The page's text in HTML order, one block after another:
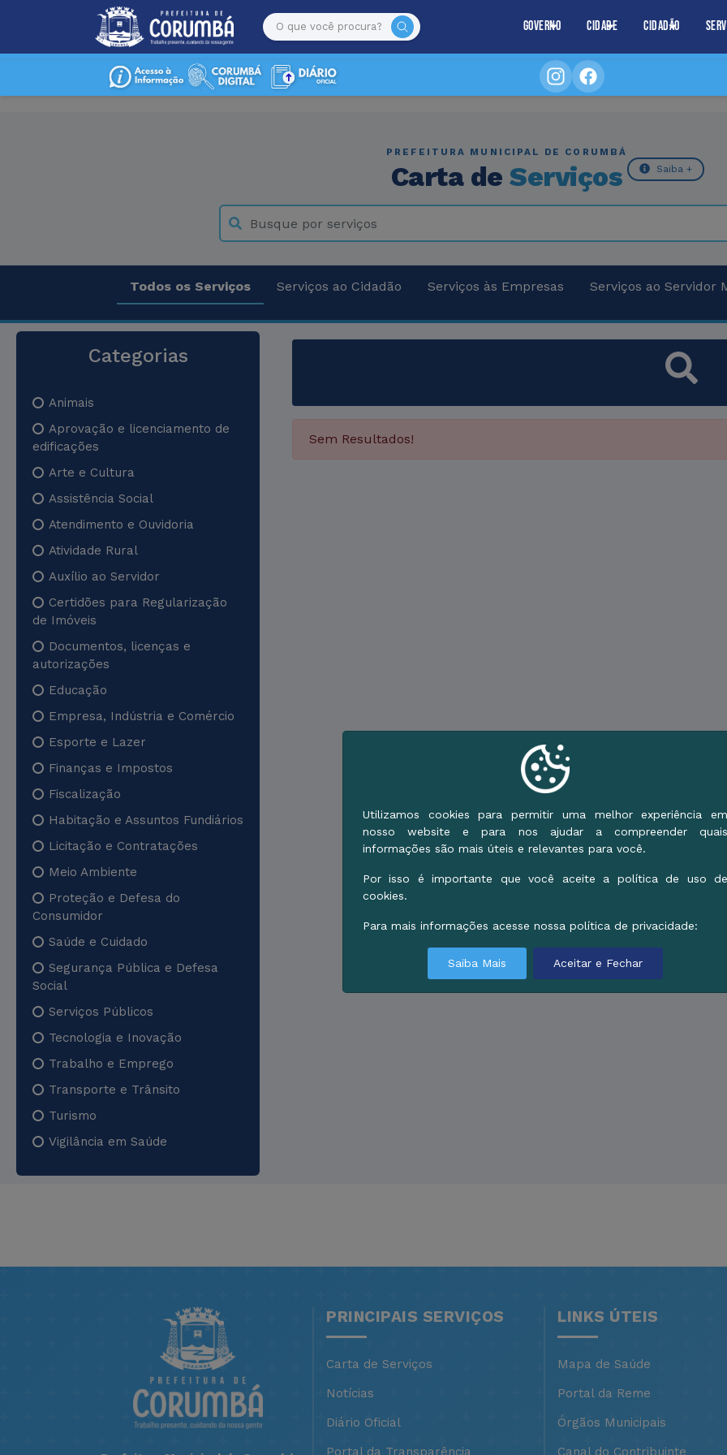
Governo Cidade Cidadão
PREFEITURA MUNICIPAL DE CORUMBÁ
Carta de Serviços Saiba +
Todos os Serviços Serviços ao Cidadão Serviços às Empresas Serviços ao Servidor
Categorias
Animais
Aprovação e licenciamento de
edificações
Arte e Cultura
Assistência Social
Atendimento e Ouvidoria
Atividade Rural
Auxílio ao Servidor
Certidões para Regularização
de Imóveis
Documentos, licenças e
autorizações
Educação
Empresa, Indústria e Comércio
Esporte e Lazer
Finanças e Impostos
Fiscalização
Habitação e Assuntos Fundiários
Licitação e Contratações
Meio Ambiente
Proteção e Defesa do
Consumidor
Saúde e Cuidado
Segurança Pública e Defesa
Social
Serviços Públicos
Tecnologia e Inovação
Trabalho e Emprego
Transporte e Trânsito
Turismo
Vigilância em Saúde
Sem Resultados!
PRINCIPAIS SERVIÇOS
Carta de Serviços
Notícias
Diário Oficial
Portal da Transparência
LINKS ÚTEIS
Mapa de Saúde
Portal da Reme
Órgãos Municipais
Canal do Contribuinte
Utilizamos cookies para permitir uma melhor experiência em
nosso website e para nos ajudar a compreender quais
informações são mais úteis e relevantes para você.
Por isso é importante que você aceite a política de uso de
cookies.
Para mais informações acesse nossa política de privacidade:
Saiba Mais Aceitar e Fechar